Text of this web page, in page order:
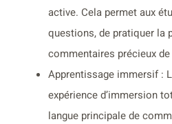
active. Cela permet aux
questions, de pratiquer la
commentaires précieux
Apprentissage immersif :
expérience d’immersion
langue principale de